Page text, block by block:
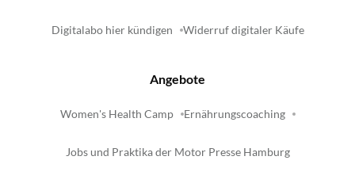
Digitalabo hier kündigen Widerruf digitaler Käufe
Angebote
Women's Health Camp Ernährungscoaching
Jobs und Praktika der Motor Presse Hamburg